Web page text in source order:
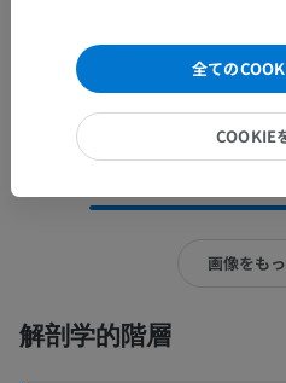
画像をも
解剖学的階層
全ての
COOKIE